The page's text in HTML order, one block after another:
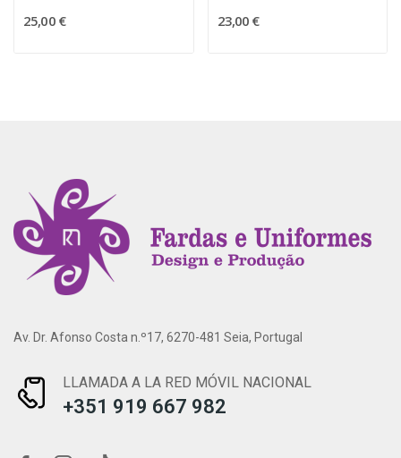
25,00 € 23,00 €
Av. Dr. Afonso Costa n.º17, 6270-481 Seia, Portugal
LLAMADA A LA RED MÓVIL NACIONAL
+351 919 667 982